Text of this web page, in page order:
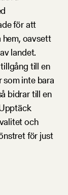
för att
hem, oavsett
landet.
till en
inte bara
bidrar till en
och
för just